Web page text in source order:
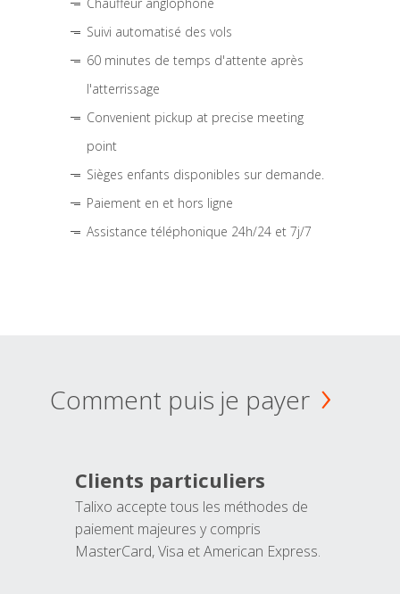
Suivi automatisé des vols
60 minutes de temps d'attente après
l'atterrissage
Convenient pickup at precise meeting
point
Sièges enfants disponibles sur demande.
Paiement en et hors ligne
Assistance téléphonique 24h/24 et 7j/7
Comment puis je payer
Clients particuliers
Talixo accepte tous les méthodes de
paiement majeures y compris
MasterCard, Visa et American Express.